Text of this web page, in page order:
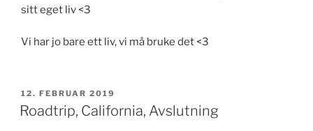
sitt eget liv <3
Vi har jo bare ett liv, vi må bruke det <3
PUBLISERT
12. FEBRUAR 2019
Roadtrip, California, Avslutning